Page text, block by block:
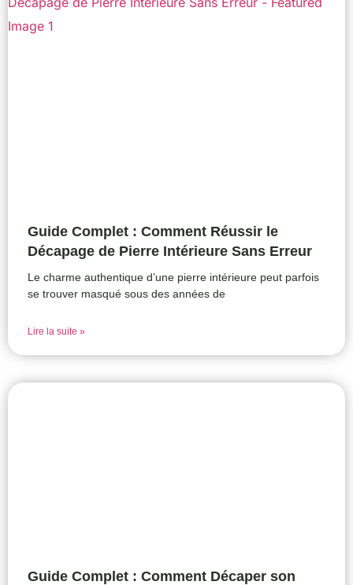
Guide Complet : Comment Réussir le
Décapage de Pierre Intérieure Sans Erreur
Le charme authentique d’une pierre intérieure peut parfois
se trouver masqué sous des années de
Lire la suite »
Guide Complet : Comment Décaper son